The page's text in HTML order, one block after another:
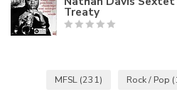
Treaty
MFSL (231) Rock / Pop